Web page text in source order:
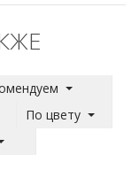
По цвету